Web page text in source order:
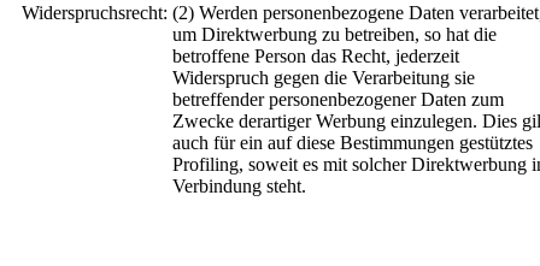
Widerspruchsrecht: (2) Werden personenbezogene Daten
um Direktwerbung zu betreiben, so hat die
betroffene Person das Recht, jederzeit
Widerspruch gegen die Verarbeitung sie
betreffender personenbezogener Daten zum
Zwecke derartiger Werbung einzulegen. Dies
auch für ein auf diese Bestimmungen gestütztes
Profiling, soweit es mit solcher Direktwerbung
Verbindung steht.